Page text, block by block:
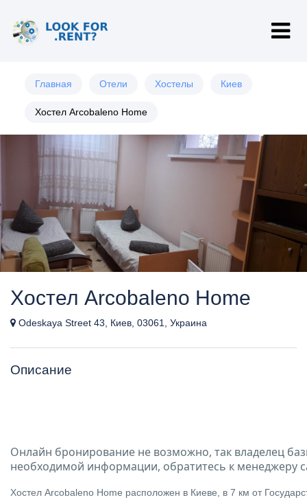
Главная Отели Хостелы Киев
Хостел Arcobaleno Home
Хостел Arcobaleno Home
Odeskaya Street 43, Киев, 03061, Украина
Описание
Онлайн бронирование не возможно, так владелец
необходимой информации, обратитесь к менеджеру
Хостел Arcobaleno Home расположен в Киеве, в 7 км от